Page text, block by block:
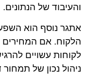
והעיבוד של הנתונים.
אתגר נוסף הוא
הלקוח. אם המחירים
לקוחות עשויים
ניהול נכון של תמחור